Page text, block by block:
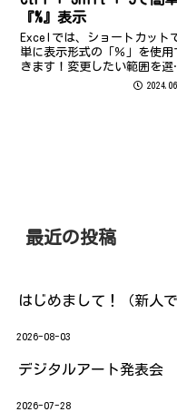
『%』表示
Excelでは、ショートカット
単に表示形式の「％」を使用
きます！変更したい範囲を選
してからショートカットキー
最近の投稿
はじめまして！（新人で
2026-08-03
デジタルアート発表会
2026-07-28